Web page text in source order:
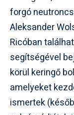
forgó
Aleksander
Ricóban
segítségével
körül keringő
amelyeket
ismertek